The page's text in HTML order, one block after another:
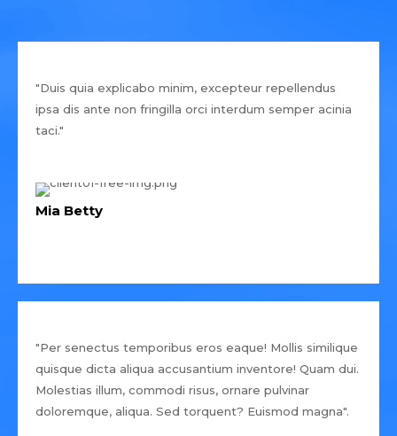
"Duis quia explicabo minim, excepteur repellendus
ipsa dis ante non fringilla orci interdum semper acinia
taci."
Mia Betty
"Per senectus temporibus eros eaque! Mollis similique
quisque dicta aliqua accusantium inventore! Quam dui.
Molestias illum, commodi risus, ornare pulvinar
doloremque, aliqua. Sed torquent? Euismod magna".